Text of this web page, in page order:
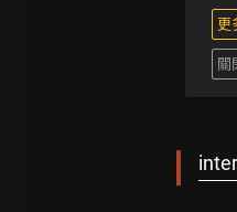
更
關